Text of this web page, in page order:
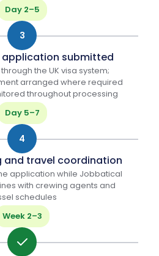
Day 2–5
3
application submitted
the UK visa system;
arranged where required
throughout processing
Day 5–7
4
and travel coordination
application while Jobbatical
with crewing agents and
schedules
Week 2–3